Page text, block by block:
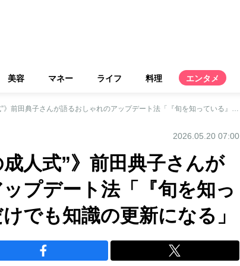
美容 マネー ライフ 料理 エンタメ
《60歳は”3回目の成人式”》前田典子さんが語るおしゃれのアップデート法「『旬を知っている』というだけでも知識の更新になる」
2026.05.20 07:00
成人式”》前田典子さんが
プデート法「『旬を知っ
でも知識の更新になる」